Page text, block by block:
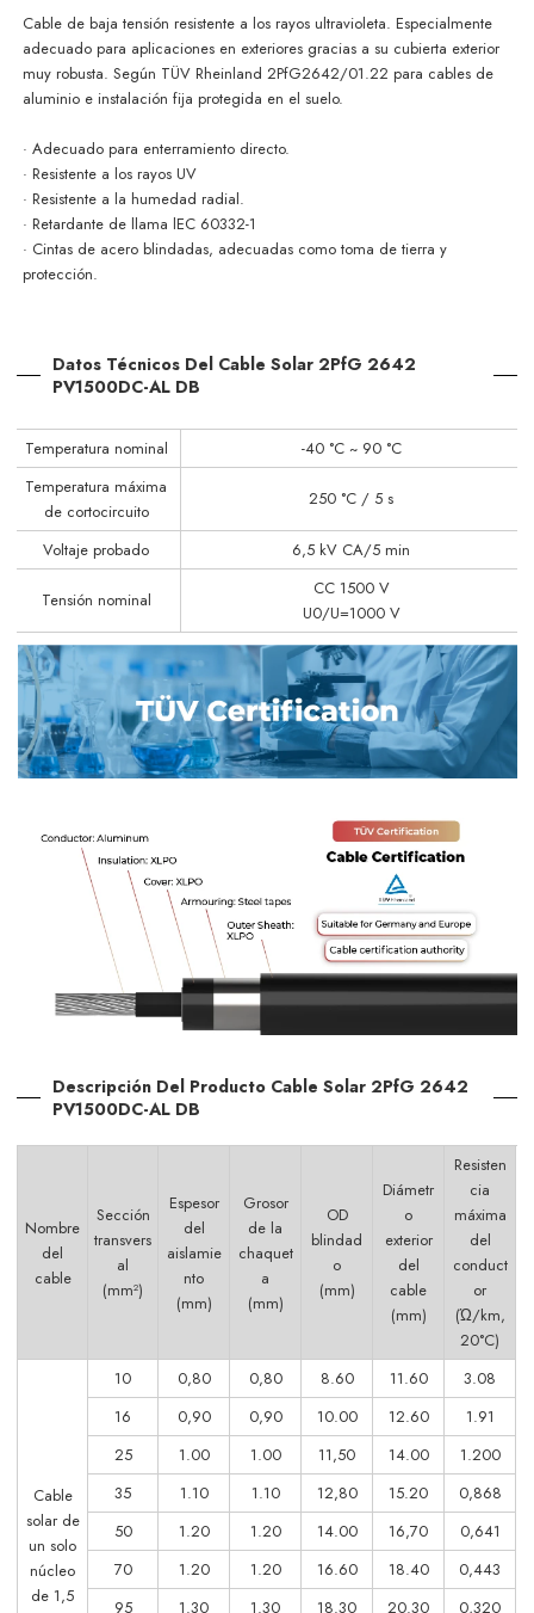
Cable de baja tensión resistente a los rayos ultravioleta. Especialmente
adecuado para aplicaciones en exteriores gracias a su cubierta exterior
muy robusta.Según TÜV Rheinland 2PfG2642/01.22 para cables de
aluminio e instalación fija protegida en el suelo.
· Adecuado para enterramiento directo.
· Resistente a los rayos UV
· Resistente a la humedad radial.
· Retardante de llama lEC 60332-1
· Cintas de acero blindadas, adecuadas como toma de tierra y
protección.
Datos Técnicos Del Cable Solar 2PfG 2642
PV1500DC-AL DB
Temperatura nominal
-40 °C ~ 90 °C
Temperatura máxima
de cortocircuito
250 °C / 5 s
Voltaje probado 6,5 kV CA/5 min
Tensión nominal
CC 1500 V
U0/U=1000 V
Descripción Del Producto Cable Solar 2PfG 2642
PV1500DC-AL DB
Nombre
del
cable
Sección
transvers
al
(mm²)
Espesor
del
aislamie
nto
(mm)
Grosor
de la
chaquet
a
(mm)
OD
blindad
o
(mm)
Diámetr
o
exterior
del
cable
(mm)
Resisten
cia
máxima
del
conduct
or
(Ώ/km,
20°C)
Cable
solar de
un solo
núcleo
de 1,5
10 0,80 0,80 8.60 11.60
3.08
16
0,90 0,90 10.00 12.60
1.91
25
1.00 1.00 11,50 14.00
1.200
35
1.10 1.10 12,80 15.20
0,868
50
1.20 1.20 14.00 16,70
0,641
70
1.20 1.20 16.60 18.40
0,443
95
1.30 1.30 18.30 20.30 0,320